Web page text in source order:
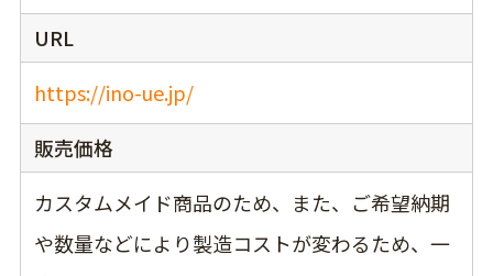
URL
https://ino-ue.jp/
販売価格
カスタムメイド商品のため、また、ご希望納期
や数量などにより製造コストが変わるため、一